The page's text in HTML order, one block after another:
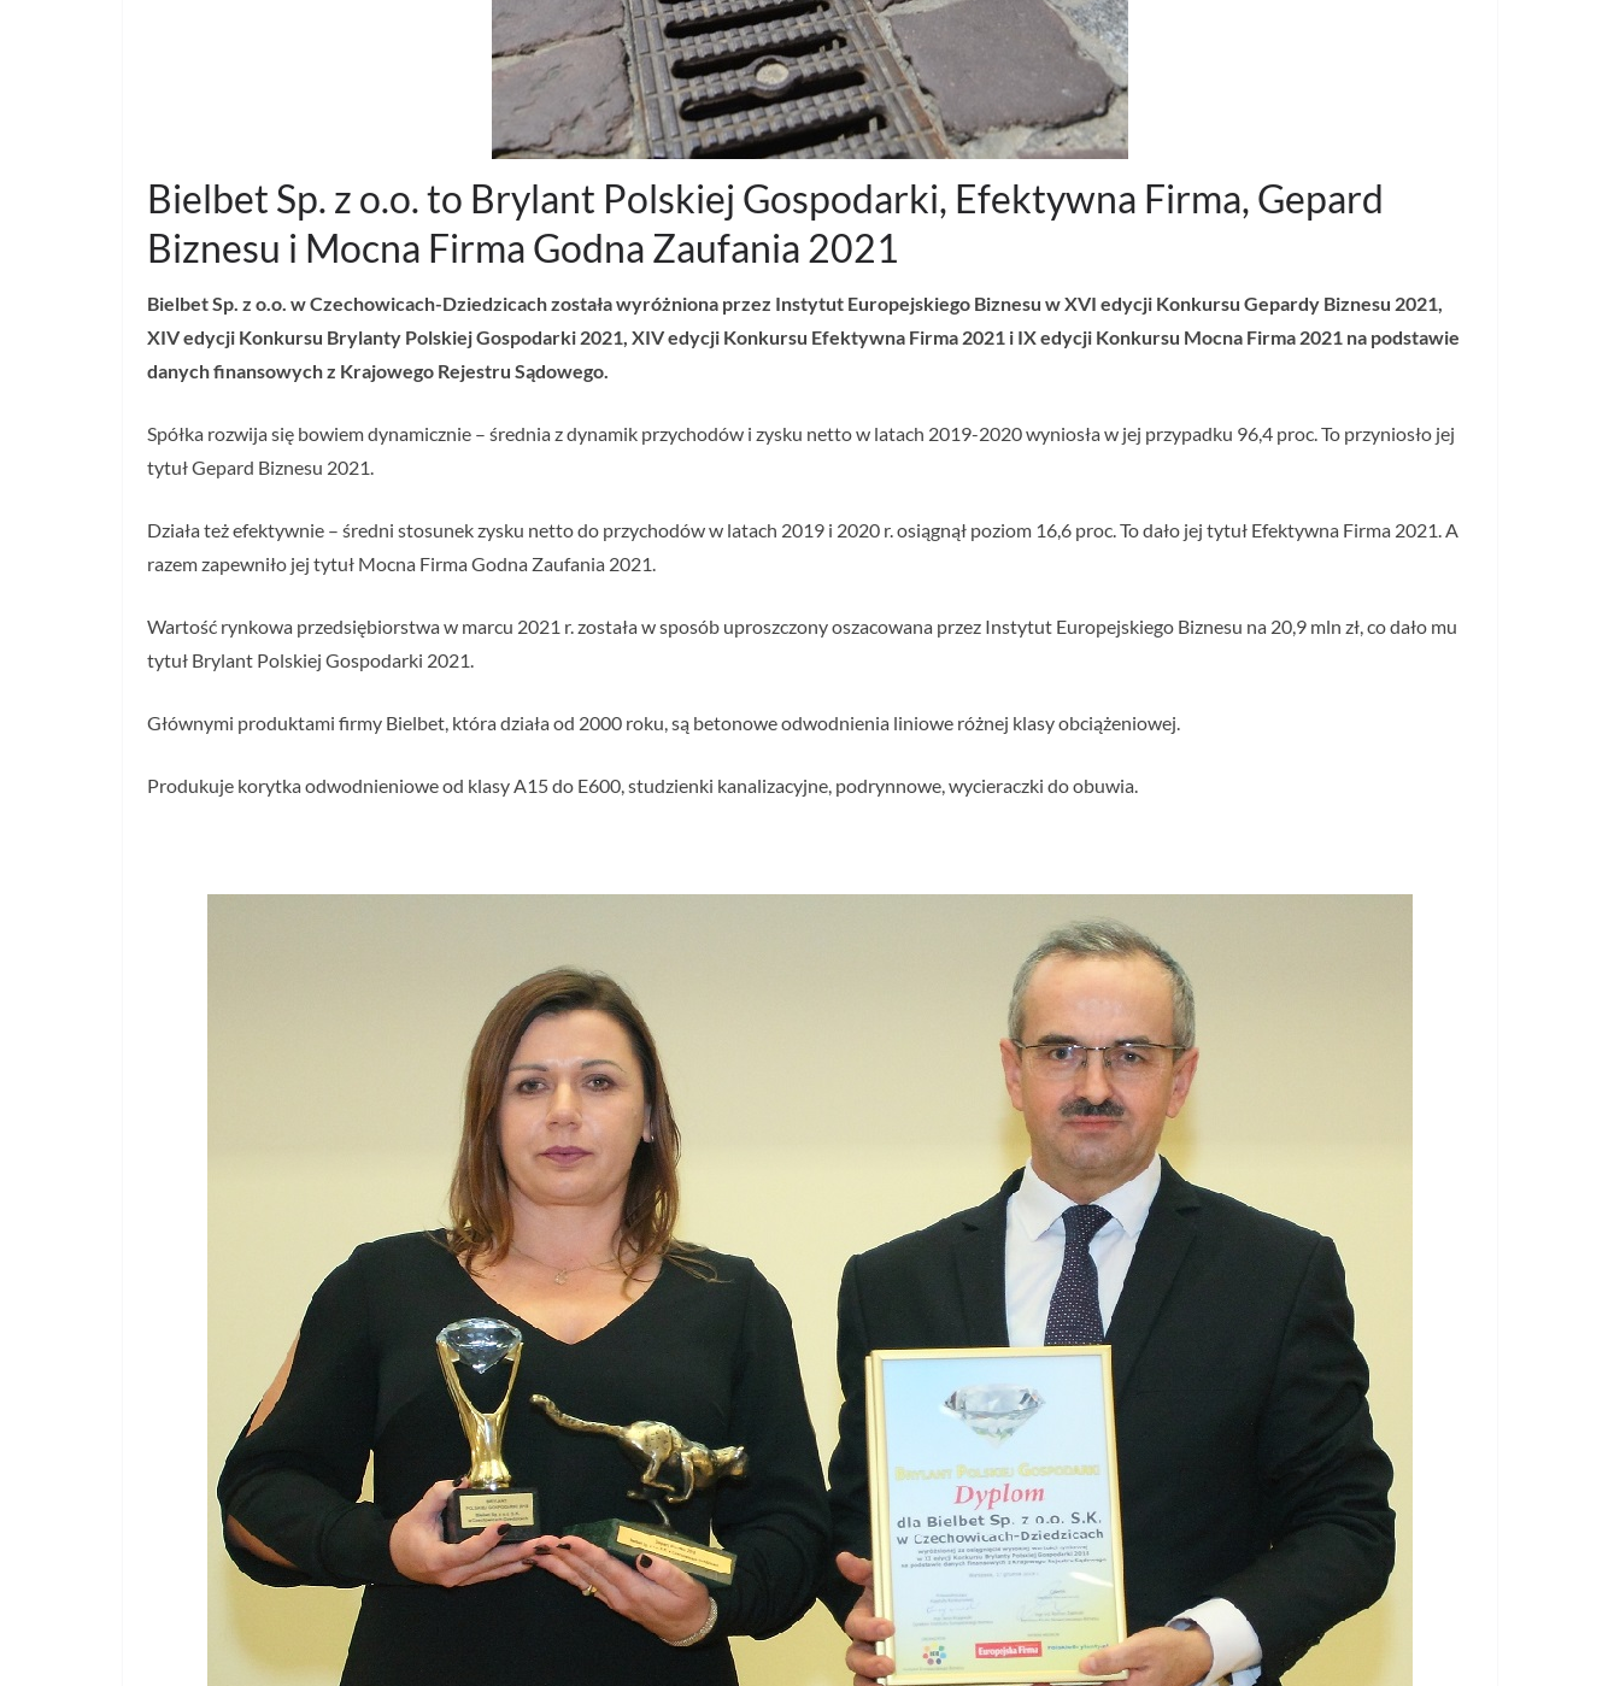
Bielbet Sp. z o.o. to Brylant Polskiej Gospodarki, Efektywna Firma, Gepard
Biznesu i Mocna Firma Godna Zaufania 2021
Bielbet Sp. z o.o. w Czechowicach-Dziedzicach została wyróżniona przez Instytut Europejskiego Biznesu w XVI edycji Konkursu Gepardy Biznesu 2021,
XIV edycji Konkursu Brylanty Polskiej Gospodarki 2021, XIV edycji Konkursu Efektywna Firma 2021 i IX edycji Konkursu Mocna Firma 2021 na podstawie
danych finansowych z Krajowego Rejestru Sądowego.
Spółka rozwija się bowiem dynamicznie – średnia z dynamik przychodów i zysku netto w latach 2019-2020 wyniosła w jej przypadku 96,4 proc. To przyniosło jej
tytuł Gepard Biznesu 2021.
Działa też efektywnie – średni stosunek zysku netto do przychodów w latach 2019 i 2020 r. osiągnął poziom 16,6 proc. To dało jej tytuł Efektywna Firma 2021. A
razem zapewniło jej tytuł Mocna Firma Godna Zaufania 2021.
Wartość rynkowa przedsiębiorstwa w marcu 2021 r. została w sposób uproszczony oszacowana przez Instytut Europejskiego Biznesu na 20,9 mln zł, co dało mu
tytuł Brylant Polskiej Gospodarki 2021.
Głównymi produktami firmy Bielbet, która działa od 2000 roku, są betonowe odwodnienia liniowe różnej klasy obciążeniowej.
Produkuje korytka odwodnieniowe od klasy A15 do E600, studzienki kanalizacyjne, podrynnowe, wycieraczki do obuwia.